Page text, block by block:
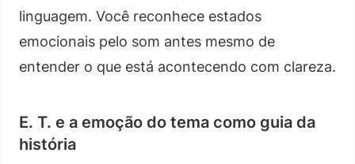
linguagem. Você reconhece estados
emocionais pelo som antes mesmo de
entender o que está acontecendo com clareza.
E. T. e a emoção do tema como guia da
história